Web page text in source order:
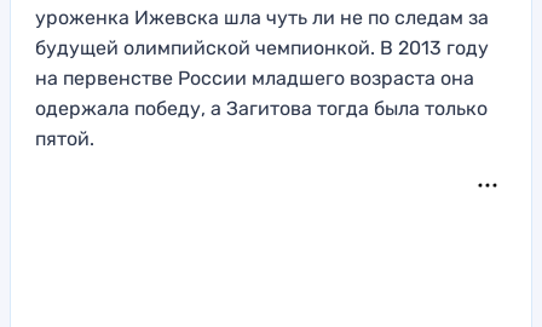
уроженка Ижевска шла чуть ли не по следам за
будущей олимпийской чемпионкой. В 2013 году
на первенстве России младшего возраста она
одержала победу, а Загитова тогда была только
пятой.